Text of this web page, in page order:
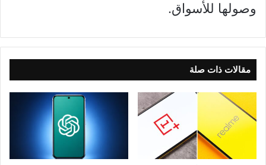
وصولها للأسواق.
مقالات ذات صلة